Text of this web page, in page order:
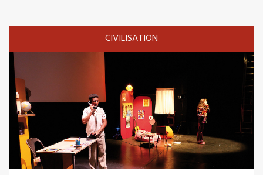
CIVILISATION